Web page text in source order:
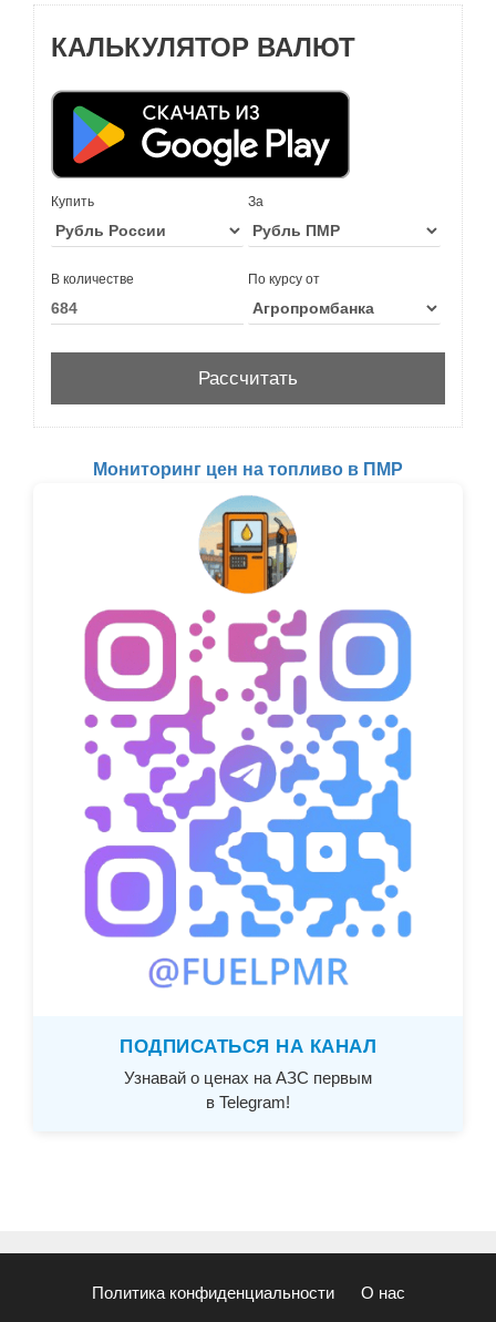
КАЛЬКУЛЯТОР ВАЛЮТ
Купить За
В количестве По курсу от
Мониторинг цен на топливо в ПМР
ПОДПИСАТЬСЯ НА КАНАЛ
Узнавай о ценах на АЗС первым
в Telegram!
Политика конфиденциальности О нас